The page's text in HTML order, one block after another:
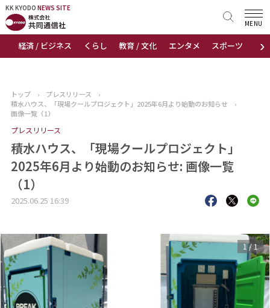
KK KYODO NEWS SITE
›
経済 / ビジネス くらし 教育 / 文化 エンタメ スポーツ 地域
MENU
KK KYODONEWS SITE
トップページ
ニュース
おすすめコンテンツ
出版物
会社概要
トップ › プレスリリース
›
積水ハウス、「現場クールプロジェクト」2025年6月より始動のお知らせ
›
画像一覧（1）
プレスリリース
積水ハウス、「現場クールプロジェクト」
2025年6月より始動のお知らせ: 画像一覧
（1）
2025.06.25 16:39
1/1